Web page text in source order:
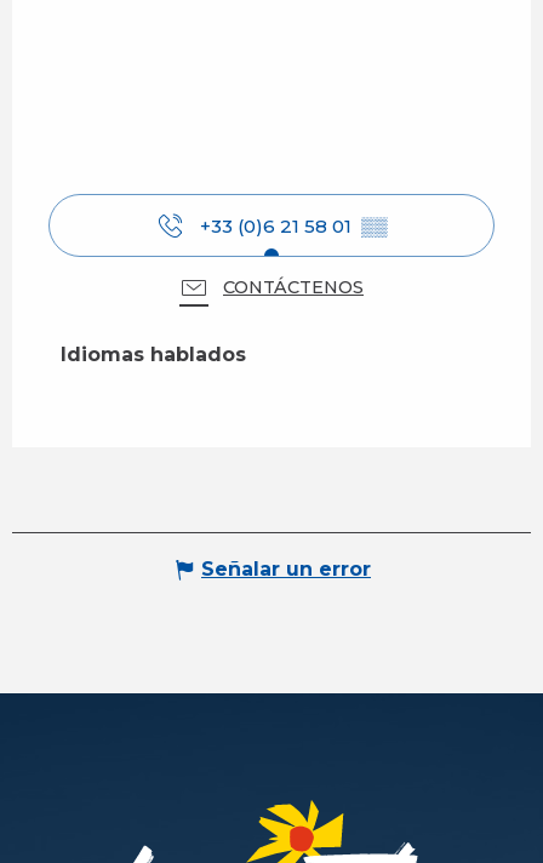
+33 (0)6 21 58 01 ▒▒
CONTÁCTENOS
Idiomas hablados
Idiomas hablados
Señalar un error